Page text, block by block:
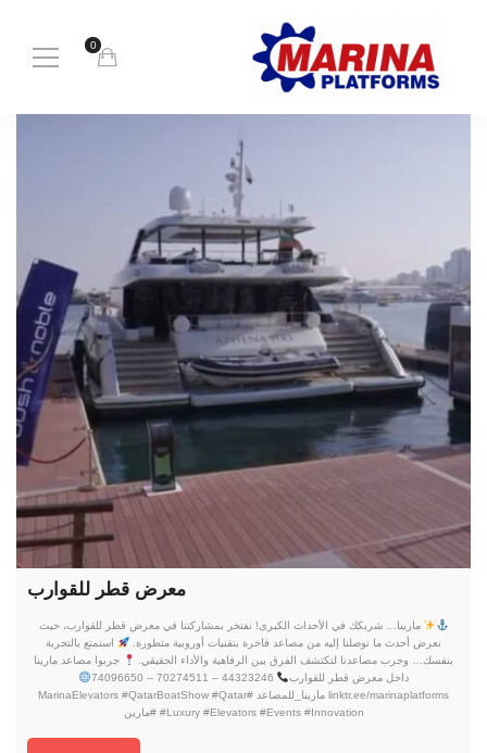
معرض قطر للقوارب
مارينا… شريكك في الأحداث الكبرى! نفتخر بمشاركتنا في معرض قطر للقوارب، حيث
نعرض أحدث ما توصلنا إليه من مصاعد فاخرة بتقنيات أوروبية متطورة.
استمتع بالتجربة
بنفسك… وجرب مصاعدنا لتكتشف الفرق بين الرفاهية والأداء الحقيقي.
جربوا مصاعد مارينا
داخل معرض قطر للقوارب
linktr.ee/marinaplatforms مارينا_للمصاعد #MarinaElevators #QatarBoatShow #Qatar
#Luxury #Elevators #Events #Innovation #مارين